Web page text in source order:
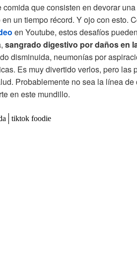
comida que consisten en devorar
un tiempo récord. Y ojo con esto.
en Youtube, estos desafíos
sangrado digestivo por daños en
disminuida, neumonías por
Es muy divertido verlos, pero las
Probablemente no sea la línea
en este mundillo.
tiktok foodie